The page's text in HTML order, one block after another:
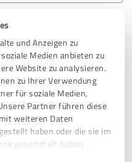
und Anzeigen zu
Medien anbieten zu
Website zu analysieren.
zu Ihrer Verwendung
für soziale Medien,
Partner führen diese
weiteren Daten
haben oder die sie im
gesammelt haben.
Empfehlung
in meinen 42 Jahren
heute (leider) beendet. Sie
machend,
einfühlsam, ehrlich,
Dankbarkeit den zwei